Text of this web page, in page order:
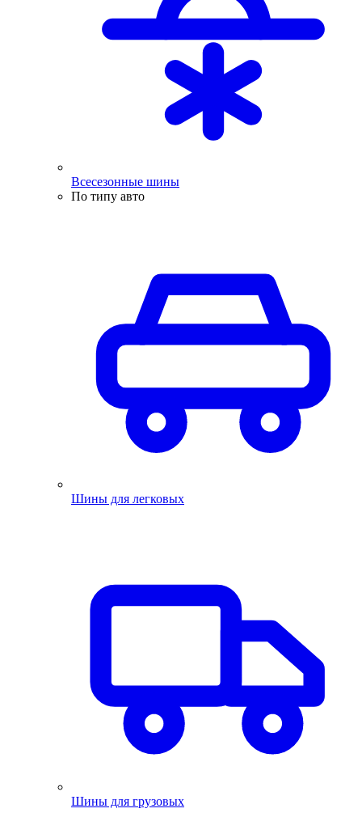
Всесезонные шины
По типу авто
Шины для легковых
Шины для грузовых